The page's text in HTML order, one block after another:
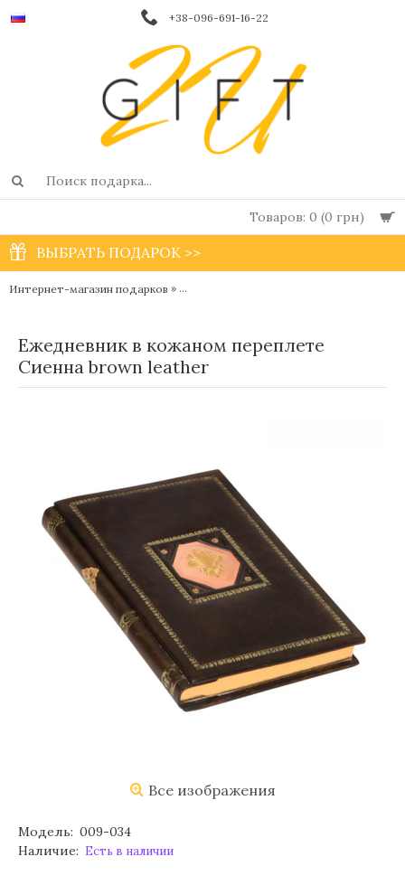
+38-096-691-16-22
Товаров: 0 (0 грн)
ВЫБРАТЬ ПОДАРОК >>
Интернет-магазин подарков » Женские дизайнерские кожаные
Ежедневник в кожаном переплете
Сиенна brown leather
Все изображения
Модель: 009-034
Наличие: Есть в наличии